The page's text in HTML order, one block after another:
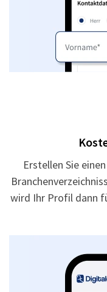
Erstellen Sie
wird Ihr Profil dann